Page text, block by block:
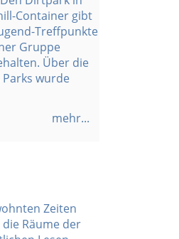
Container gibt
Treffpunkte
Gruppe
Über die
wurde
mehr...
Zeiten
Räume der